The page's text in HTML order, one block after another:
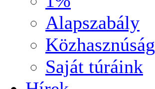
Alapszabály
Közhasznúság
Saját túráink